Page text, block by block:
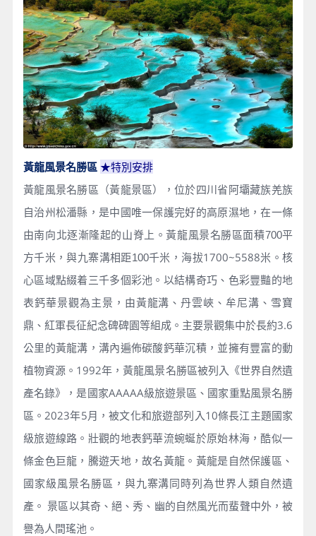
黃龍風景名勝區 ★特別安排
黃龍風景名勝區（黃龍景區），位於四川省阿壩藏族羌族
自治州松潘縣，是中國唯一保護完好的高原濕地，在一條
由南向北逐漸隆起的山脊上。黃龍風景名勝區面積700平
方千米，與九寨溝相距100千米，海拔1700~5588米。核
心區域點綴着三千多個彩池。以結構奇巧、色彩豐豔的地
表鈣華景觀為主景，由黃龍溝、丹雲峽、牟尼溝、雪寶
鼎、紅軍長征紀念碑碑園等組成。主要景觀集中於長約3.6
公里的黃龍溝，溝內遍佈碳酸鈣華沉積，並擁有豐富的動
植物資源。1992年，黃龍風景名勝區被列入《世界自然遺
產名錄》，是國家AAAAA級旅遊景區、國家重點風景名勝
區。2023年5月，被文化和旅遊部列入10條長江主題國家
級旅遊線路。壯觀的地表鈣華流蜿蜒於原始林海，酷似一
條金色巨龍，騰遊天地，故名黃龍。黃龍是自然保護區、
國家級風景名勝區，與九寨溝同時列為世界人類自然遺
產。 景區以其奇、絕、秀、幽的自然風光而蜚聲中外，被
譽為人間瑤池。